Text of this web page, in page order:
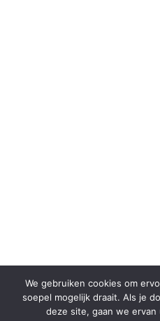
We gebruiken cookies om
soepel mogelijk draait. Als je
deze site, gaan we